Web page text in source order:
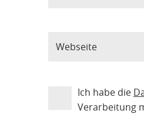
Ich habe die
Verarbeitung